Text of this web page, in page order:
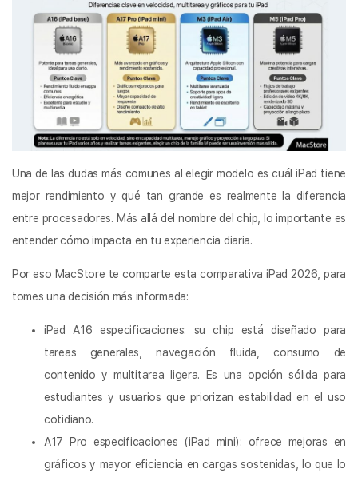
Una de las dudas más comunes al elegir modelo es cuál iPad tiene
mejor rendimiento y qué tan grande es realmente la diferencia
entre procesadores. Más allá del nombre del chip, lo importante es
entender cómo impacta en tu experiencia diaria.
Por eso MacStore te comparte esta comparativa iPad 2026, para
tomes una decisión más informada:
iPad A16 especificaciones: su chip está diseñado para
tareas generales, navegación fluida, consumo de
contenido y multitarea ligera. Es una opción sólida para
estudiantes y usuarios que priorizan estabilidad en el uso
cotidiano.
A17 Pro especificaciones (iPad mini): ofrece mejoras en
gráficos y mayor eficiencia en cargas sostenidas, lo que lo